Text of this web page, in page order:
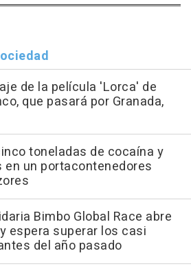
de la película 'Lorca' de
que pasará por Granada,
toneladas de cocaína y
un portacontenedores
Bimbo Global Race abre
espera superar los casi
del año pasado